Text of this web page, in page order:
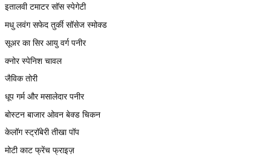
इतालवी टमाटर सॉस स्पेगेटी
मधु लवंग सफेद तुर्की सॉसेज स्मोक्ड
सूअर का सिर आयु वर्ग पनीर
क्नोर स्पेनिश चावल
जैविक तोरी
धूप गर्म और मसालेदार पनीर
बोस्टन बाजार ओवन बेक्ड चिकन
केलॉग स्ट्रॉबेरी तीखा पॉप
मोटी काट फ्रेंच फ्राइज़